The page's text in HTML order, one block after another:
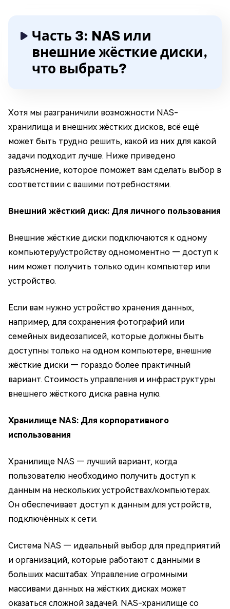
Часть 3: NAS или
внешние жёсткие диски,
что выбрать?
Хотя мы разграничили возможности NAS-
хранилища и внешних жёстких дисков, всё ещё
может быть трудно решить, какой из них для какой
задачи подходит лучше. Ниже приведено
разъяснение, которое поможет вам сделать выбор в
соответствии с вашими потребностями.
Внешний жёсткий диск: Для личного пользования
Внешние жёсткие диски подключаются к одному
компьютеру/устройству одномоментно — доступ к
ним может получить только один компьютер или
устройство.
Если вам нужно устройство хранения данных,
например, для сохранения фотографий или
семейных видеозаписей, которые должны быть
доступны только на одном компьютере, внешние
жёсткие диски — гораздо более практичный
вариант. Стоимость управления и инфраструктуры
внешнего жёсткого диска равна нулю.
Хранилище NAS: Для корпоративного
использования
Хранилище NAS — лучший вариант, когда
пользователю необходимо получить доступ к
данным на нескольких устройствах/компьютерах.
Он обеспечивает доступ к данным для устройств,
подключённых к сети.
Система NAS — идеальный выбор для предприятий
и организаций, которые работают с данными в
больших масштабах. Управление огромными
массивами данных на жёстких дисках может
оказаться сложной задачей. NAS-хранилище со